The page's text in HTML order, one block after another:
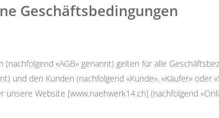
Geschäftsbedingungen
«AGB» genannt) gelten für alle
und den Kunden (nachfolgend «Kunde», «Käufer» oder
unsere Website [www.naehwerk14.ch] (nachfolgend